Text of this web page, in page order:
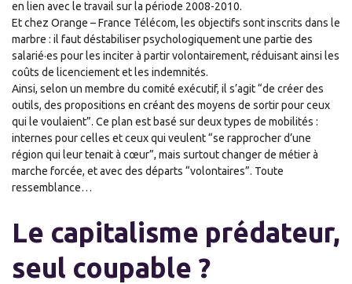
en lien avec le travail sur la période 2008-2010.
Et chez Orange – France Télécom, les objectifs sont inscrits dans le
marbre : il faut déstabiliser psychologiquement une partie des
salarié·es pour les inciter à partir volontairement, réduisant ainsi les
coûts de licenciement et les indemnités.
Ainsi, selon un membre du comité exécutif, il s’agit “de créer des
outils, des propositions en créant des moyens de sortir pour ceux
qui le voulaient”. Ce plan est basé sur deux types de mobilités :
internes pour celles et ceux qui veulent “se rapprocher d’une
région qui leur tenait à cœur”, mais surtout changer de métier à
marche forcée, et avec des départs “volontaires”. Toute
ressemblance…
Le capitalisme prédateur,
seul coupable ?